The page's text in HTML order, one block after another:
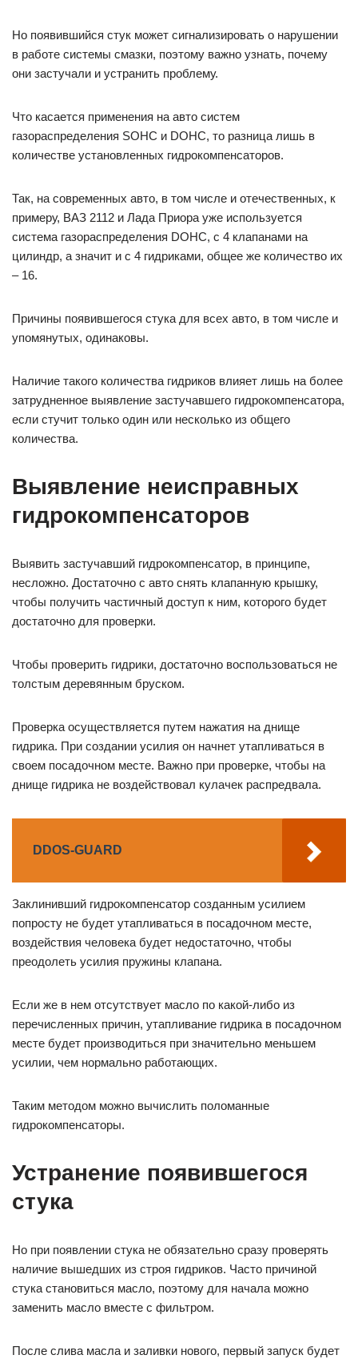
Но появившийся стук может сигнализировать о нарушении
в работе системы смазки, поэтому важно узнать, почему
они застучали и устранить проблему.
Что касается применения на авто систем
газораспределения SOHC и DOHC, то разница лишь в
количестве установленных гидрокомпенсаторов.
Так, на современных авто, в том числе и отечественных, к
примеру, ВАЗ 2112 и Лада Приора уже используется
система газораспределения DOHC, с 4 клапанами на
цилиндр, а значит и с 4 гидриками, общее же количество их
– 16.
Причины появившегося стука для всех авто, в том числе и
упомянутых, одинаковы.
Наличие такого количества гидриков влияет лишь на более
затрудненное выявление застучавшего гидрокомпенсатора,
если стучит только один или несколько из общего
количества.
Выявление неисправных
гидрокомпенсаторов
Выявить застучавший гидрокомпенсатор, в принципе,
несложно. Достаточно с авто снять клапанную крышку,
чтобы получить частичный доступ к ним, которого будет
достаточно для проверки.
Чтобы проверить гидрики, достаточно воспользоваться не
толстым деревянным бруском.
Проверка осуществляется путем нажатия на днище
гидрика. При создании усилия он начнет утапливаться в
своем посадочном месте. Важно при проверке, чтобы на
днище гидрика не воздействовал кулачек распредвала.
DDOS-GUARD
Заклинивший гидрокомпенсатор созданным усилием
попросту не будет утапливаться в посадочном месте,
воздействия человека будет недостаточно, чтобы
преодолеть усилия пружины клапана.
Если же в нем отсутствует масло по какой-либо из
перечисленных причин, утапливание гидрика в посадочном
месте будет производиться при значительно меньшем
усилии, чем нормально работающих.
Таким методом можно вычислить поломанные
гидрокомпенсаторы.
Устранение появившегося
стука
Но при появлении стука не обязательно сразу проверять
наличие вышедших из строя гидриков. Часто причиной
стука становиться масло, поэтому для начала можно
заменить масло вместе с фильтром.
После слива масла и заливки нового, первый запуск будет